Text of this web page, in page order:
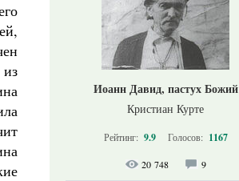
Иоанн Давид, пастух Божий
Кристиан Курте
Рейтинг: 9.9 Голосов: 1167
20 748 9